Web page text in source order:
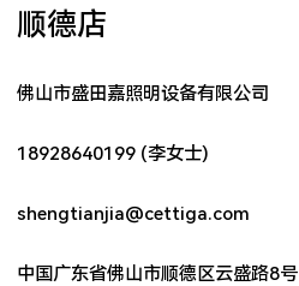
顺德店
佛山市盛田嘉照明设备有限公司
18928640199 (李女士)
shengtianjia@cettiga.com
中国广东省佛山市顺德区云盛路8号